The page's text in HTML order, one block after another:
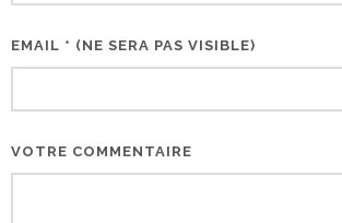
EMAIL * (NE SERA PAS VISIBLE)
VOTRE COMMENTAIRE